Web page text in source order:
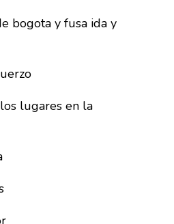
bogota y fusa ida y
lugares en la